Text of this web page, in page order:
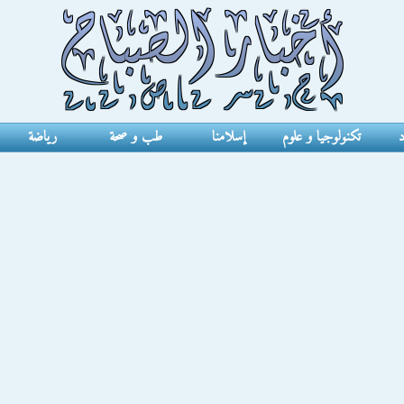
تكنولوجيا و علوم إسلامنا طب و صحة رياضة